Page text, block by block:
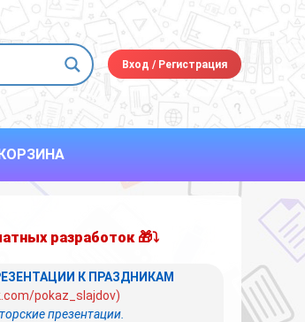
Вход /Регистрация
разработок 🎁⤵
К ПРАЗДНИКАМ
pokaz_slajdov)
презентации.